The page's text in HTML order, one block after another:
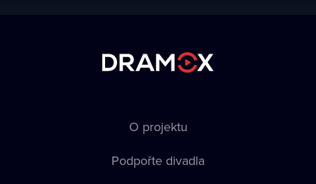
O projektu
Podpořte divadla